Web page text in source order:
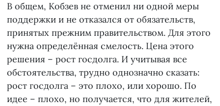
В общем, Кобзев не отменил ни одной меры
поддержки и не отказался от обязательств,
принятых прежним правительством. Для этого
нужна определённая смелость. Цена этого
решения – рост госдолга. И учитывая все
обстоятельства, трудно однозначно сказать:
рост госдолга – это плохо, или хорошо. По
идее – плохо, но получается, что для жителей,